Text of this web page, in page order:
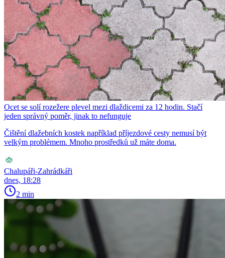
Ocet se solí rozežere plevel mezi dlaždicemi za 12 hodin. Stačí
jeden správný poměr, jinak to nefunguje
Čištění dlažebních kostek například příjezdové cesty nemusí být
velkým problémem. Mnoho prostředků už máte doma.
Chalupáři-Zahrádkáři
dnes, 18:28
2 min